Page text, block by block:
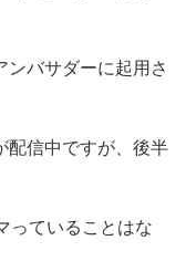
バサダーに起用さ
配信中ですが、後半
っていることはな